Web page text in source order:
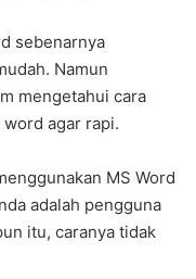
sebenarnya
Namun
mengetahui cara
agar rapi.
MS Word
adalah pengguna
itu, caranya tidak